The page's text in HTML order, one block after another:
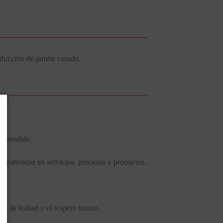
de jamón curado.
en servicios, procesos y productos.
la lealtad y el respeto mutuo.